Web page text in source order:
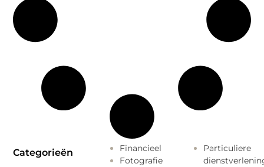
Categorieën
Financieel
Fotografie
Particuliere